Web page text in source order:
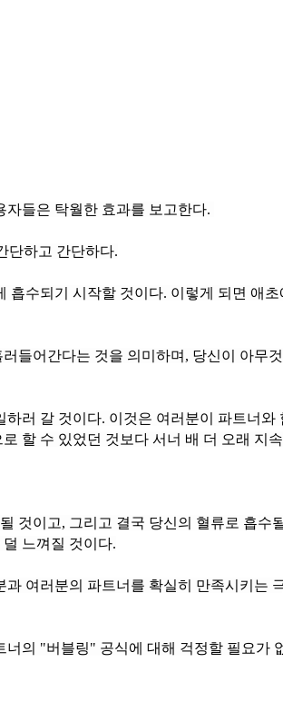
들은 탁월한 효과를 보고한다.
단하고 간단하다.
할 수 있었던 것보다 서너 배 더 오래 지
느껴질 것이다.